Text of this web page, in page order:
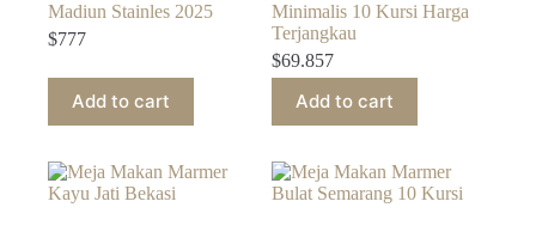
Madiun Stainles 2025
$777
Add to cart
Minimalis 10 Kursi Harga
Terjangkau
$69.857
Add to cart